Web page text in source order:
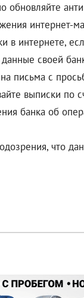
обновляйте
интернет-
в интернете,
своей
письма с
выписки по
банка об
что